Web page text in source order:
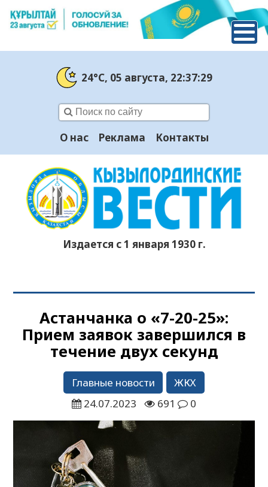
24°C, 05 августа, 22:37:29
О нас Реклама Контакты
Издается с 1 января 1930 г.
Астанчанка о «7-20-25»:
Прием заявок завершился в
течение двух секунд
Главные новости
ЖКХ
24.07.2023
691 0